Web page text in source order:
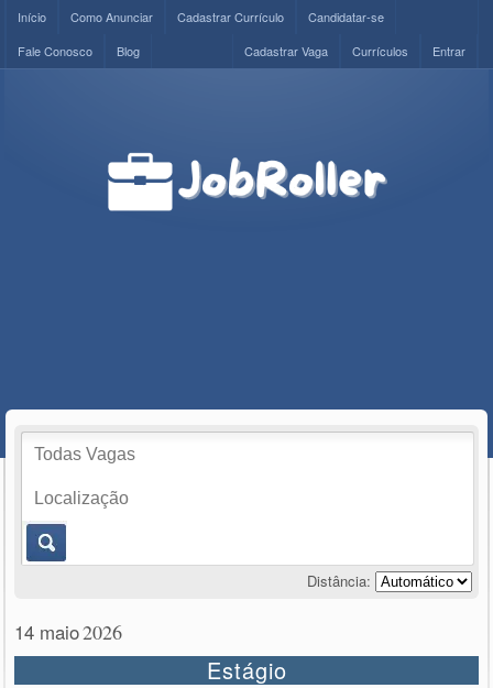
Início Como Anunciar Cadastrar Currículo
Candidatar-se
Fale Conosco
Blog Entrar
Currículos
Cadastrar Vaga
Distância:
14 maio2026
Estágio